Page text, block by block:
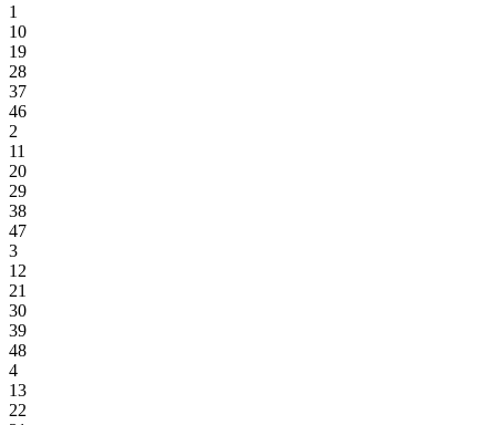
1
10
19
28
37
46
2
11
20
29
38
47
3
12
21
30
39
48
4
13
22